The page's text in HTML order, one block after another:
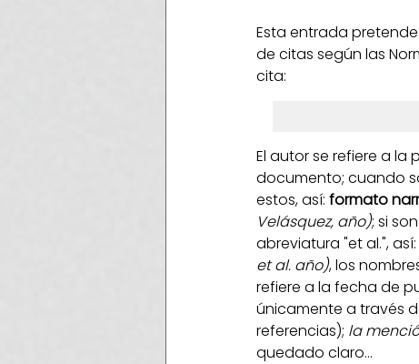
Esta entrada
de citas según las
cita:
El autor se refiere a
documento; cuando
estos, así: formato
Velásquez, año); si
abreviatura "et al.", así:
et al. año), los
refiere a la fecha de
únicamente a través
referencias); la
quedado claro...